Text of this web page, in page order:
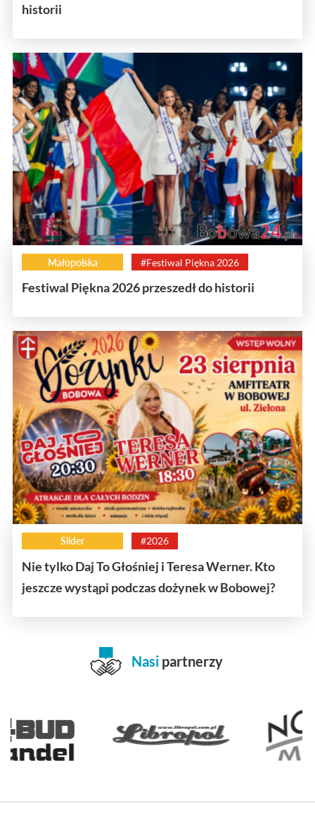
historii
Małopolska #Festiwal Piękna 2026
Festiwal Piękna 2026 przeszedł do historii
Slider #2026
Nie tylko Daj To Głośniej i Teresa Werner. Kto
jeszcze wystąpi podczas dożynek w Bobowej?
Nasi partnerzy